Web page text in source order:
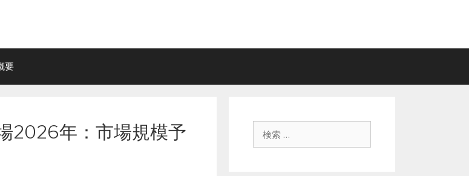
要
2026年：市場規模予